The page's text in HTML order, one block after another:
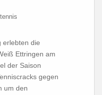
erlebten die
Ettringen am
der Saison
gegen
um den